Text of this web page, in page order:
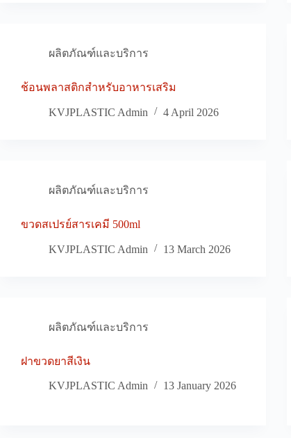
ผลิตภัณฑ์และบริการ
ช้อนพลาสติกสำหรับอาหารเสริม
KVJPLASTIC Admin 4 April 2026
ผลิตภัณฑ์และบริการ
ขวดสเปรย์สารเคมี 500ml
KVJPLASTIC Admin 13 March 2026
ผลิตภัณฑ์และบริการ
ฝาขวดยาสีเงิน
KVJPLASTIC Admin 13 January 2026